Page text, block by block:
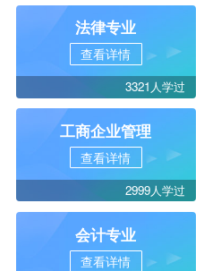
法律专业
查看详情
3321人学过
工商企业管理
查看详情
2999人学过
会计专业
查看详情